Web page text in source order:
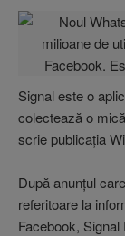
Signal este o
colectează o
scrie publicaţia
După anunţul
referitoare la
Facebook,